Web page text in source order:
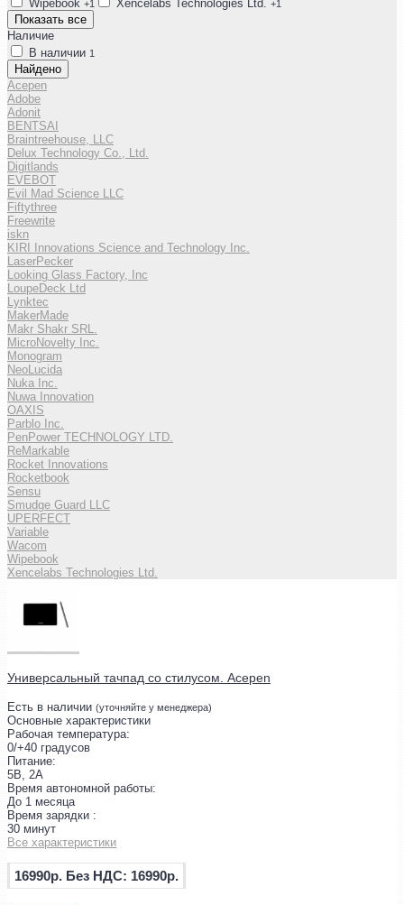
Wipebook +1 Xencelabs Technologies Ltd. +1
Показать все
Наличие
В наличии 1
Найдено
Acepen
Adobe
Adonit
BENTSAI
Braintreehouse, LLC
Delux Technology Co., Ltd.
Digitlands
EVEBOT
Evil Mad Science LLC
Fiftythree
Freewrite
iskn
KIRI Innovations Science and Technology Inc.
LaserPecker
Looking Glass Factory, Inc
LoupeDeck Ltd
Lynktec
MakerMade
Makr Shakr SRL.
MicroNovelty Inc.
Monogram
NeoLucida
Nuka Inc.
Nuwa Innovation
OAXIS
Parblo Inc.
PenPower TECHNOLOGY LTD.
ReMarkable
Rocket Innovations
Rocketbook
Sensu
Smudge Guard LLC
UPERFECT
Variable
Wacom
Wipebook
Xencelabs Technologies Ltd.
Универсальный тачпад со стилусом. Acepen
Есть в наличии (уточняйте у менеджера)
Основные характеристики
Рабочая температура:
0/+40 градусов
Питание:
5В, 2А
Время автономной работы:
До 1 месяца
Время зарядки :
30 минут
Все характеристики
16990р. Без НДС: 16990р.